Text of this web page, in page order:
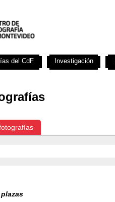
plazas
del CdF Investigación